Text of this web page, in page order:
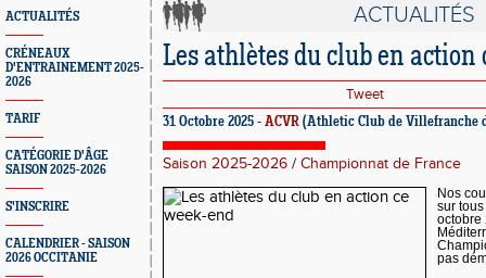
ACTUALITÉS
CRÉNEAUX
D'ENTRAINEMENT 2025-
2026
TARIF
CATÉGORIE D'ÂGE
SAISON 2025-2026
S'INSCRIRE
CALENDRIER - SAISON
2026 OCCITANIE
ACTUALITÉS
Les athlètes du club en action
Tweet
31 Octobre 2025 - ACVR (Athletic Club de Villefranche
Saison 2025-2026 / Championnat de France
Nos
sur
octobre
pas